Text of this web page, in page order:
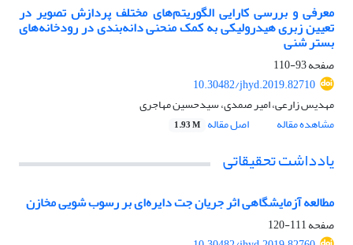
معرفی و بررسی کارایی الگوریتم‌های مختلف پردازش تصویر در
تعیین زبری هیدرولیکی به کمک منحنی دانه‌بندی در رودخانه‌های
بستر شنی
صفحه93-110
10.30482/jhyd.2019.82710
مهدیس زارعی، امیر صمدی، سیدحسین مهاجری
مشاهده مقاله
اصل مقاله 1.93 M
یادداشت تحقیقاتی
مطالعه آزمایشگاهی اثر جریان جت دایره‌ای بر رسوب شویی مخازن
صفحه111-120